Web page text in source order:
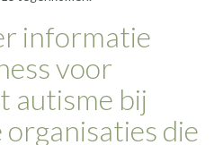
informatie
voor
autisme bij
die